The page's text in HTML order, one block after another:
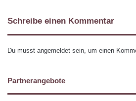
Schreibe einen Kommentar
Du musst angemeldet sein, um einen
Partnerangebote